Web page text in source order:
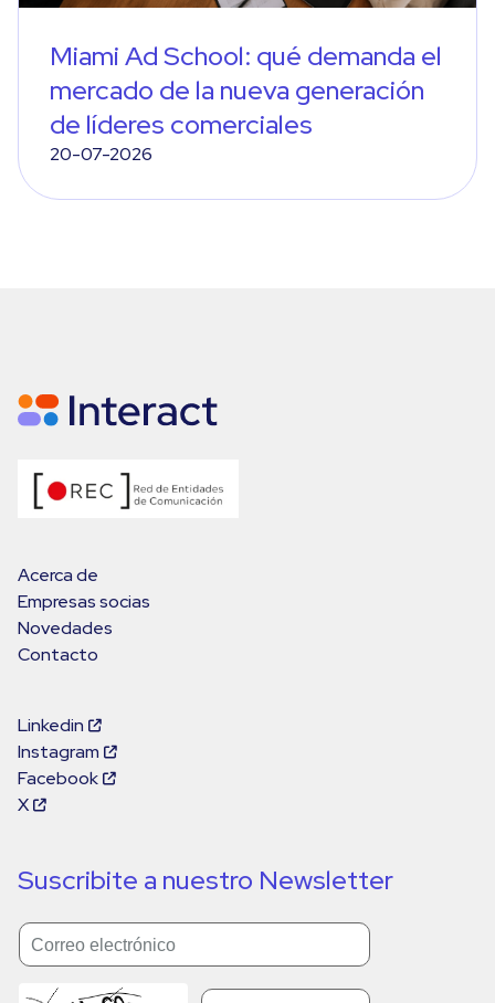
Miami Ad School: qué demanda el
mercado de la nueva generación
de líderes comerciales
20-07-2026
Acerca de
Empresas socias
Novedades
Contacto
Linkedin
Instagram
Facebook
X
Suscribite a nuestro Newsletter
Correo electrónico